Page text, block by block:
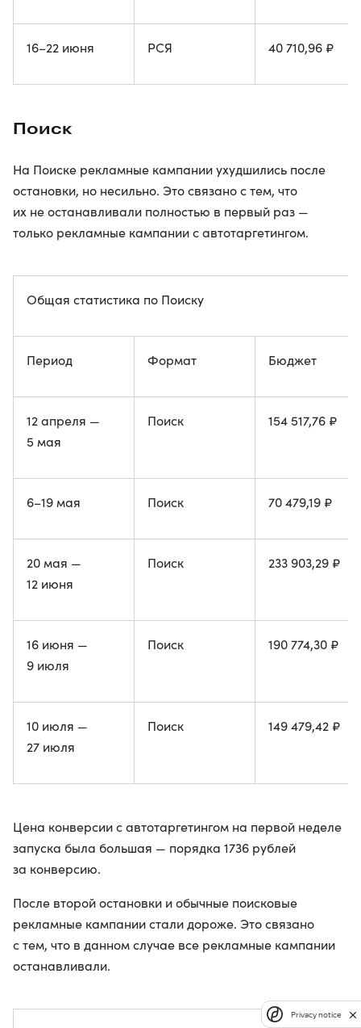
16–22 июня РСЯ 40 710,96 ₽
Поиск
На Поиске рекламные кампании ухудшились после
остановки, но несильно. Это связано с тем, что
их не останавливали полностью в первый раз —
только рекламные кампании с автотаргетингом.
Общая статистика по Поиску
Период Формат Бюджет
12 апреля —
5 мая
Поиск 154 517,76 ₽
6–19 мая Поиск 70 479,19 ₽
20 мая —
12 июня
Поиск 233 903,29 ₽
16 июня —
9 июля
Поиск 190 774,30 ₽
10 июля —
27 июля
Поиск 149 479,42 ₽
Цена конверсии с автотаргетингом на первой неделе
запуска была большая — порядка 1736 рублей
за конверсию.
После второй остановки и обычные поисковые
рекламные кампании стали дороже. Это связано
с тем, что в данном случае все рекламные кампании
останавливали.
Privacy notice